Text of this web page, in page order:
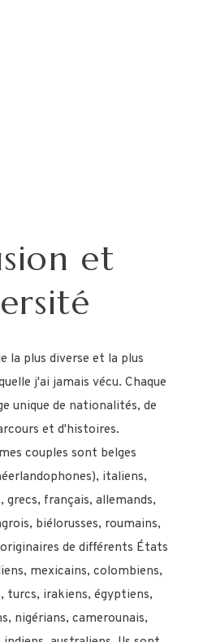
et
la plus diverse et la plus
j'ai jamais vécu. Chaque
unique de nationalités, de
et d'histoires.
couples sont belges
italiens,
grecs, français, allemands,
biélorusses, roumains,
de différents États
mexicains, colombiens,
turcs, irakiens, égyptiens,
nigérians, camerounais,